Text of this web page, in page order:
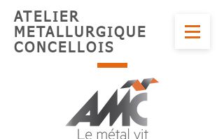
ATELIER
METALLURGIQUE
CONCELLOIS